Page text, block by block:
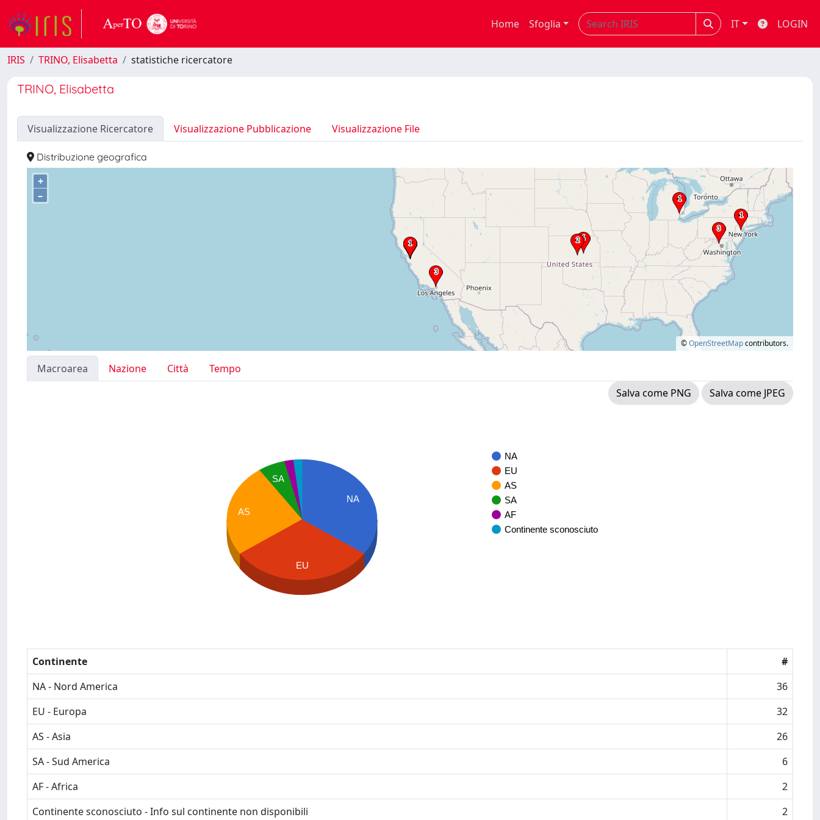
Home Sfoglia IT LOGIN
IRIS TRINO, Elisabetta statistiche ricercatore
TRINO, Elisabetta
Visualizzazione Ricercatore Visualizzazione Pubblicazione Visualizzazione File
Distribuzione geografica
+
–
©OpenStreetMapcontributors.
Macroarea Nazione Città
Tempo
Salva come PNG
Salva come JPEG
NA
EU
AS
SA
AF
Continente sconosciuto
NA
SA
AS
EU
Continente
#
NA - Nord America
36
EU - Europa
32
AS - Asia
26
SA - Sud America
6
AF - Africa
2
Continente sconosciuto - Info sul continente non disponibili
2